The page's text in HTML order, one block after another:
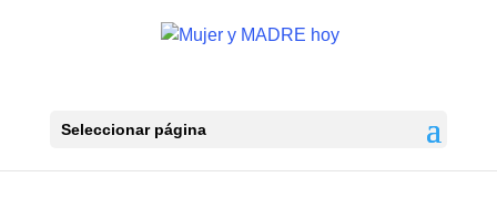
Seleccionar página